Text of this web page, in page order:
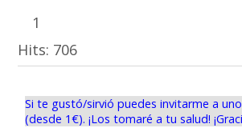
1
Hits: 706
Si te gustó/sirvió puedes invitarme a
(desde 1€). ¡Los tomaré a tu salud!